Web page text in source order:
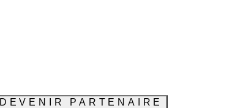
DEVENIR PARTENAIRE